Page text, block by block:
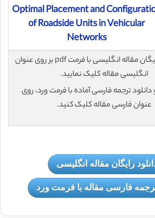
Optimal Placement and
of Roadside Units in Vehicular
Networks
برای دانلود رایگان مقاله انگلیسی با فرمت pdf بر روی عنوان
انگلیسی مقاله کلیک نمایید.
دانلود ترجمه فارسی آماده با فرمت ورد، روی
عنوان فارسی مقاله کلیک کنید.
رایگان مقاله انگلیسی
فارسی مقاله با فرمت ورد